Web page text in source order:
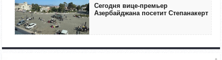
Сегодня вице-премьер
Азербайджана посетит Степанакерт